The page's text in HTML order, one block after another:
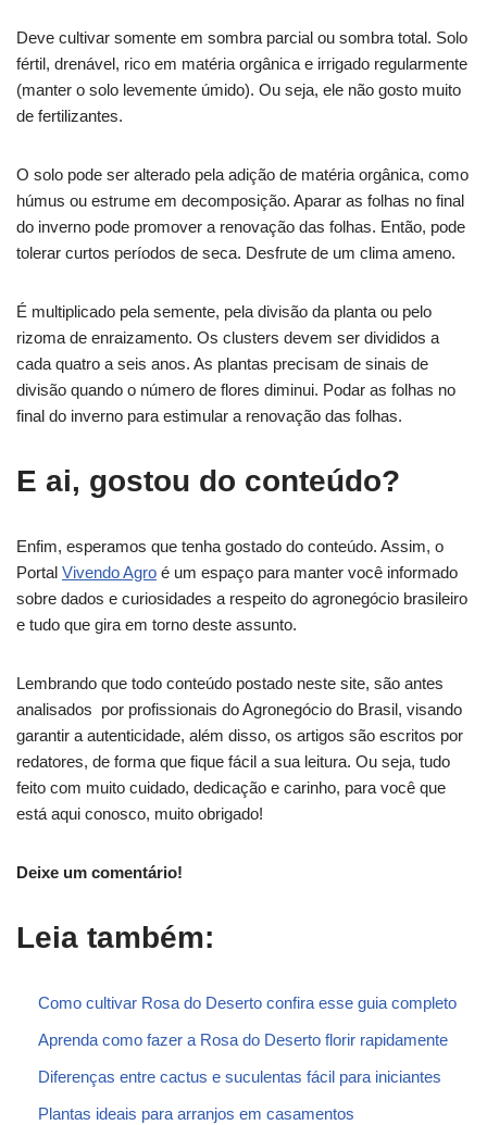
Deve cultivar somente em sombra parcial ou sombra total. Solo
fértil, drenável, rico em matéria orgânica e irrigado regularmente
(manter o solo levemente úmido). Ou seja, ele não gosto muito
de fertilizantes.
O solo pode ser alterado pela adição de matéria orgânica, como
húmus ou estrume em decomposição. Aparar as folhas no final
do inverno pode promover a renovação das folhas. Então, pode
tolerar curtos períodos de seca. Desfrute de um clima ameno.
É multiplicado pela semente, pela divisão da planta ou pelo
rizoma de enraizamento. Os clusters devem ser divididos a
cada quatro a seis anos. As plantas precisam de sinais de
divisão quando o número de flores diminui. Podar as folhas no
final do inverno para estimular a renovação das folhas.
E ai, gostou do conteúdo?
Enfim, esperamos que tenha gostado do conteúdo. Assim, o
Portal Vivendo Agro é um espaço para manter você informado
sobre dados e curiosidades a respeito do agronegócio brasileiro
e tudo que gira em torno deste assunto.
Lembrando que todo conteúdo postado neste site, são antes
analisados por profissionais do Agronegócio do Brasil, visando
garantir a autenticidade, além disso, os artigos são escritos por
redatores, de forma que fique fácil a sua leitura. Ou seja, tudo
feito com muito cuidado, dedicação e carinho, para você que
está aqui conosco, muito obrigado!
Deixe um comentário!
Leia também:
Como cultivar Rosa do Deserto confira esse guia completo
Aprenda como fazer a Rosa do Deserto florir rapidamente
Diferenças entre cactus e suculentas fácil para iniciantes
Plantas ideais para arranjos em casamentos